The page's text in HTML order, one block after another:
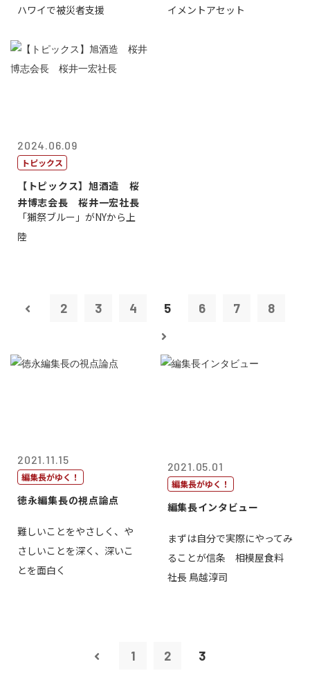
ハワイで被災者支援
イメントアセット
2024.06.09
トピックス
【トピックス】旭酒造 桜
井博志会長 桜井一宏社長
「獺祭ブルー」がNYから上
陸
2 3 4 5 6 7 8
2021.11.15
編集長がゆく！
徳永編集長の視点論点
難しいことをやさしく、や
さしいことを深く、深いこ
とを面白く
2021.05.01
編集長がゆく！
編集長インタビュー
まずは自分で実際にやってみ
ることが信条 相模屋食料
社長 鳥越淳司
1 2 3